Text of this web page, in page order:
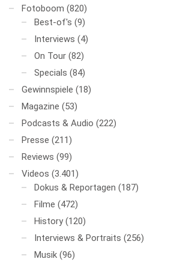
Fotoboom (820)
Best-of's (9)
Interviews (4)
On Tour (82)
Specials (84)
Gewinnspiele (18)
Magazine (53)
Podcasts & Audio (222)
Presse (211)
Reviews (99)
Videos (3.401)
Dokus & Reportagen (187)
Filme (472)
History (120)
Interviews & Portraits (256)
Musik (96)